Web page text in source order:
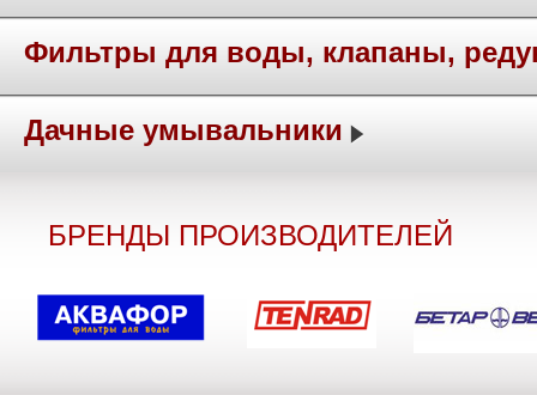
Фильтры для воды, клапаны,
Дачные умывальники
БРЕНДЫ ПРОИЗВОДИТЕЛЕЙ